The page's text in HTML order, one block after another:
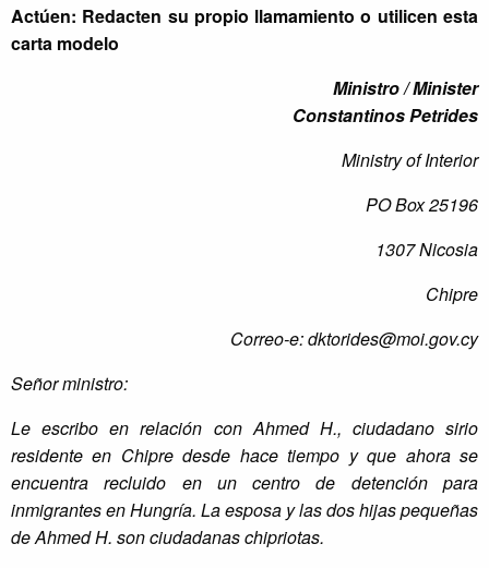
Actúen: Redacten su propio llamamiento o utilicen esta
carta modelo
Ministro / Minister
Constantinos Petrides
Ministry of Interior
PO Box 25196
1307 Nicosia
Chipre
Correo-e:dktorides@moi.gov.cy
Señor ministro:
Le escribo en relación con Ahmed H., ciudadano sirio
residente en Chipre desde hace tiempo y que ahora se
encuentra recluido en un centro de detención para
inmigrantes en Hungría. La esposa y las dos hijas pequeñas
de Ahmed H. son ciudadanas chipriotas.